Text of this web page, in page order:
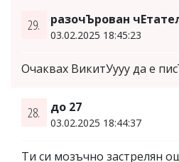
29. разочЪрован
03.02.2025 18:45:23
Очаквах ВикитУууу да е
28. до 27
03.02.2025 18:44:37
Ти си мозъчно застрелян